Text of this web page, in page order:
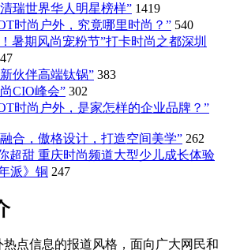
瑞世界华人明星榜样” 1419
时尚户外，究竟哪里时尚？” 540
暑期风尚宠粉节”打卡时尚之都深圳
伙伴高端钛锅” 383
CIO峰会” 302
时尚户外，是家怎样的企业品牌？”
合，傲格设计，打造空间美学” 262
超甜 重庆时尚频道大型少儿成长体验
派》铜 247
点信息的报道风格，面向广大网民和